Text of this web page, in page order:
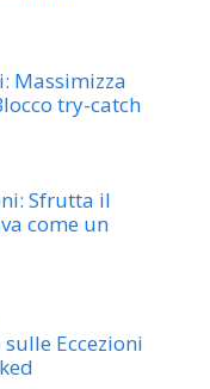
Massimizza
try-catch
Sfrutta il
come un
Eccezioni